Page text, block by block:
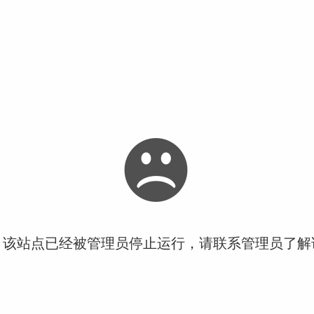
站点已经被管理员停止运行，请联系管理员了